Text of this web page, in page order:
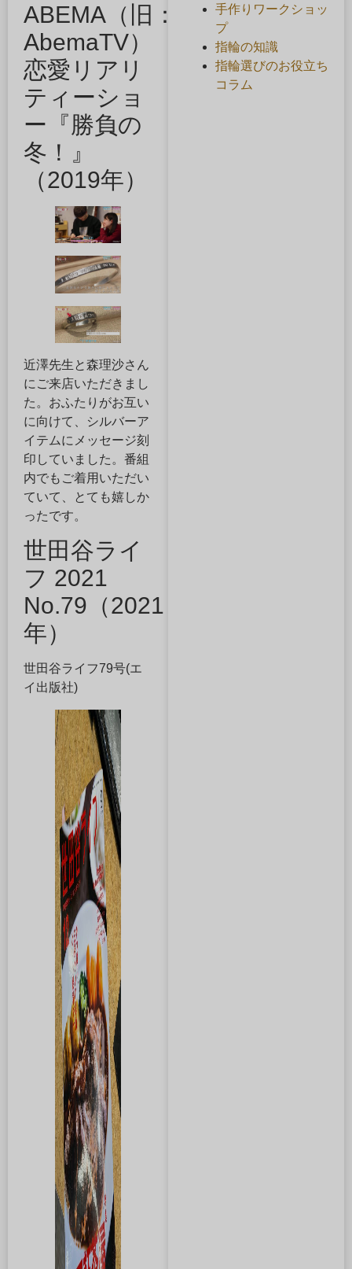
ABEMA（旧：
AbemaTV）
恋愛リアリ
ティーショ
ー『勝負の
冬！』
（2019年）
近澤先生と森理沙さん
にご来店いただきまし
た。おふたりがお互い
に向けて、シルバーア
イテムにメッセージ刻
印していました。番組
内でもご着用いただい
ていて、とても嬉しか
ったです。
世田谷ライ
フ 2021
No.79（2021
年）
世田谷ライフ79号(エ
イ出版社)
手作りワークショッ
プ
指輪の知識
指輪選びのお役立ち
コラム